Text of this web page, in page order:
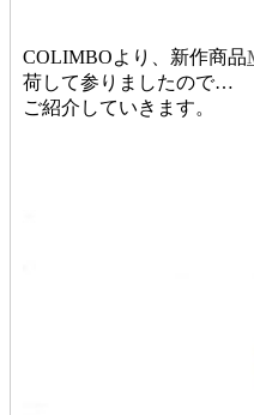
COLIMBOより、新作商品
荷して参りましたので…
ご紹介していきます。